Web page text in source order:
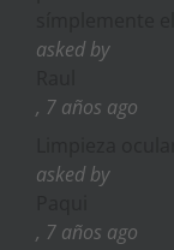
asked by
, 7 años ago
asked by
, 7 años ago